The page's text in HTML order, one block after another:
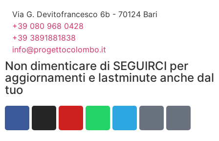
Via G. Devitofrancesco 6b - 70124 Bari
+39 080 968 0428
+39 3891881838
info@progettocolombo.it
Non dimenticare di SEGUIRCI per
aggiornamenti e lastminute anche dal
tuo